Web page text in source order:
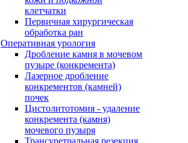
клетчатки
Первичная хирургическая
обработка ран
Оперативная урология
Дробление камня в мочевом
пузыре (конкремента)
Лазерное дробление
конкрементов (камней)
почек
Цистолитотомия - удаление
конкремента (камня)
мочевого пузыря
Трансуретральная резекция